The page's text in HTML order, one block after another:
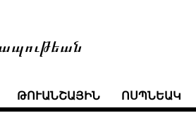
ԹՈՒԱՆՇԱՅԻՆ ՈՍՊՆԵԱԿ